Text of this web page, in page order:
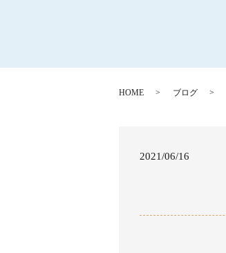
HOME ブログ
2021/06/16